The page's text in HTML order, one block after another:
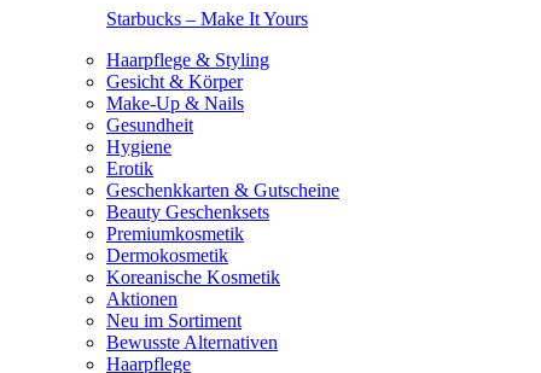
Starbucks – Make It Yours
Haarpflege & Styling
Gesicht & Körper
Make-Up & Nails
Gesundheit
Hygiene
Erotik
Geschenkkarten & Gutscheine
Beauty Geschenksets
Premiumkosmetik
Dermokosmetik
Koreanische Kosmetik
Aktionen
Neu im Sortiment
Bewusste Alternativen
Haarpflege